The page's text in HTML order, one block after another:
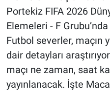
Portekiz FIFA 2026
Elemeleri - F
Futbol severler, maçın
dair detayları
maçı ne zaman, saat
yayınlanacak. İşte